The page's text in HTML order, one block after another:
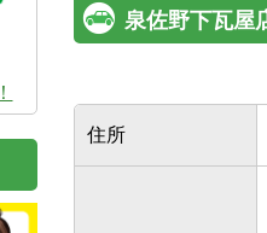
泉佐野下瓦屋
住所